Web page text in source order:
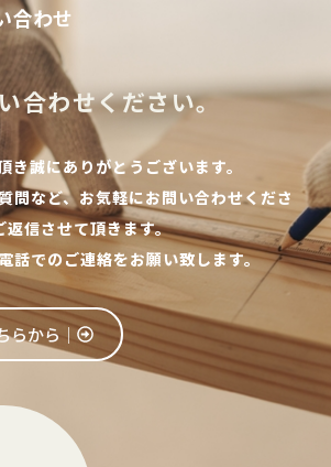
合わせ
合わせください。
き誠にありがとうございます。
問など、お気軽にお問い合わせくださ
信させて頂きます。
話でのご連絡をお願い致します。
らから│